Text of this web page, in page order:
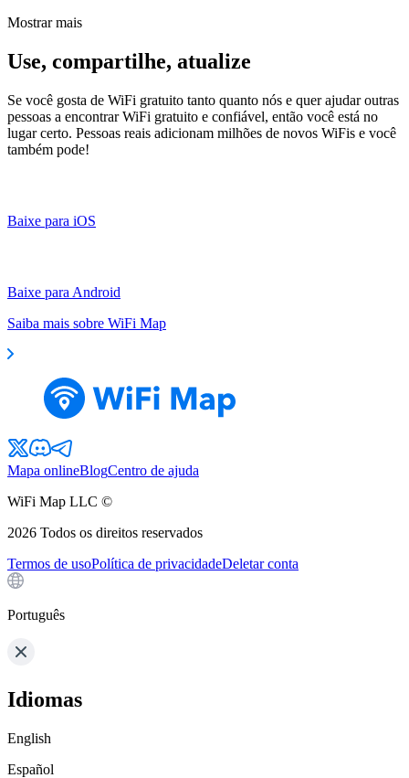
Mostrar mais
Use, compartilhe, atualize
Se você gosta de WiFi gratuito tanto quanto nós e quer ajudar outras
pessoas a encontrar WiFi gratuito e confiável, então você está no
lugar certo. Pessoas reais adicionam milhões de novos WiFis e você
também pode!
Baixe para iOS
Baixe para Android
Saiba mais sobre WiFi Map
Mapa onlineBlogCentro de ajuda
WiFi Map LLC ©
2026 Todos os direitos reservados
Termos de usoPolítica de privacidadeDeletar conta
Português
Idiomas
English
Español